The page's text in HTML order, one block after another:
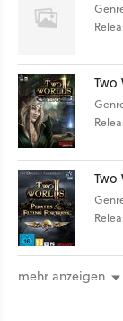
Two
Two
mehr anzeigen